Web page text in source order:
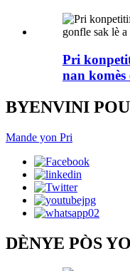
Pri
nan
BYENVINI
Mande yon Pri
DÈNYE PÒS YO